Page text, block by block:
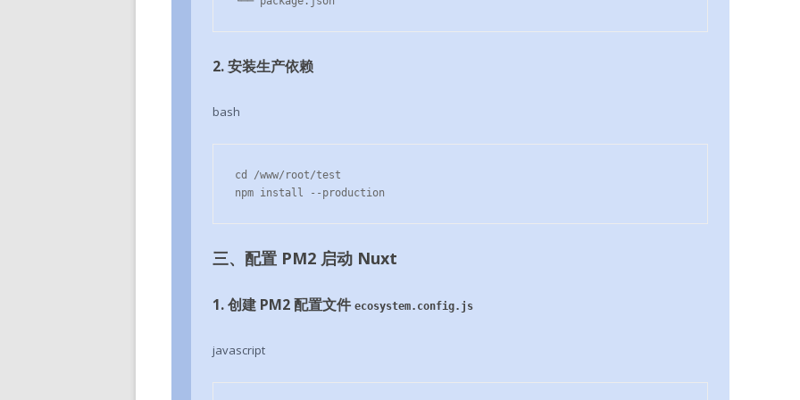
2. 安装生产依赖
bash
cd /www/root/test
npm install --production
三、配置 PM2 启动 Nuxt
1. 创建 PM2 配置文件 ecosystem.config.js
javascript